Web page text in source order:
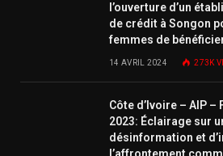
l’ouverture d’un
de crédit à Songon
femmes de bénéficier
14 AVRIL 2024 273K
Côte d’Ivoire – AIP –
2023: Éclairage sur
désinformation et